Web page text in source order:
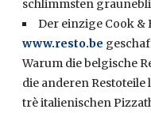
schlimmsten
Der einzige Cook &
www.resto.be
Warum die belgische
die anderen Restoteile
trè italienischen